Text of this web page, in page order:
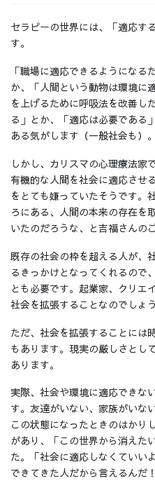
セラピーの世界には、「適応す
す。
「職場に適応できるようになる
か、「人間という動物は環境に
を上げるために呼吸法を改善し
る」とか、「適応は必要である
ある気がします（一般社会も）。
しかし、カリスマの心理療法家
有機的な人間を社会に適応させ
をとても嫌っていたそうです。
ろにある、人間の本来の存在を
いたのだろうな、と吉福さんの
既存の社会の枠を超える人が、
るきっかけとなってくれるので
とも必要です。起業家、クリエ
社会を拡張することなのでしょう
ただ、社会を拡張することには
もあります。現実の厳しさとし
あります。
実際、社会や環境に適応できな
す。友達がいない、家族がいな
この状態になったときのはかり
があり、「この世界から消えた
た。「社会に適応しなくていい
できてきた人だから言えるんだ